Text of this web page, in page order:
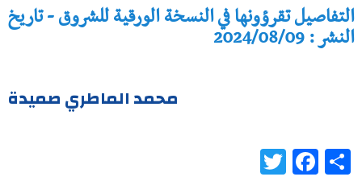
التفاصيل تقرؤونها في النسخة الورقية للشروق - تاريخ
النشر : 2024/08/09
محمد الماطري صميدة
Share
Facebook